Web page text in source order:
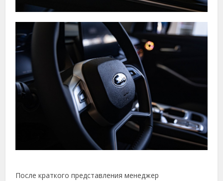
После краткого представления менеджер